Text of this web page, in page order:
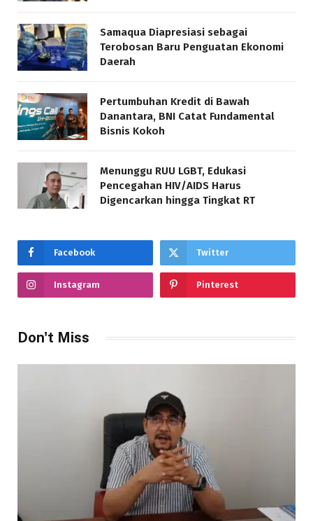
Samaqua Diapresiasi sebagai
Terobosan Baru Penguatan Ekonomi
Daerah
Pertumbuhan Kredit di Bawah
Danantara, BNI Catat Fundamental
Bisnis Kokoh
Menunggu RUU LGBT, Edukasi
Pencegahan HIV/AIDS Harus
Digencarkan hingga Tingkat RT
Facebook Twitter
Instagram Pinterest
Don't Miss